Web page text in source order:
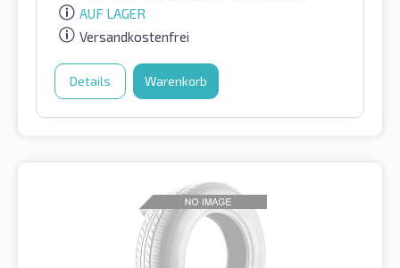
AUF LAGER
Versandkostenfrei
Details Warenkorb